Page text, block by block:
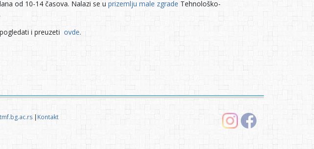
od 10-14 časova. Nalazi se u prizemlju male zgrade Tehnološko-
i preuzeti ovde.
|Kontakt